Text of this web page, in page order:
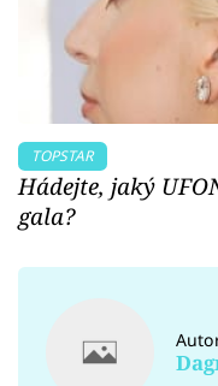
TOPSTAR
Hádejte, jaký
gala?